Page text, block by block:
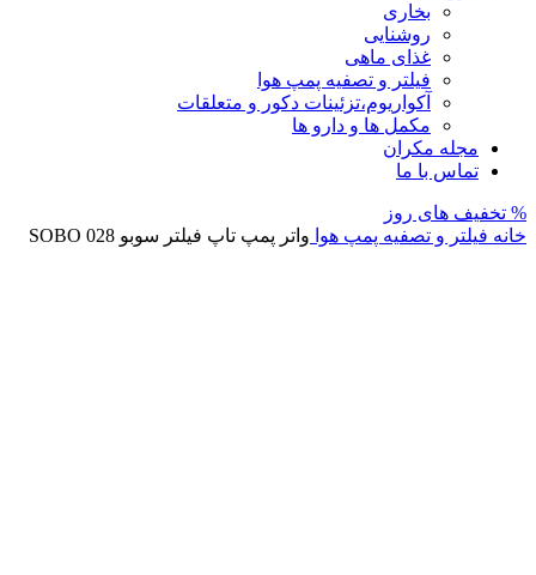
بخاری
روشنایی
غذای ماهی
فیلتر و تصفیه پمپ هوا
آکواریوم،تزئینات دکور و متعلقات
مکمل ها و دارو ها
مجله مکران
تماس با ما
% تخفیف های روز
خانه فیلتر و تصفیه پمپ هوا واتر پمپ تاپ فیلتر سوبو SOBO 028